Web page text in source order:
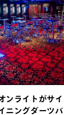
ンライトがサイ
ニングダーツ